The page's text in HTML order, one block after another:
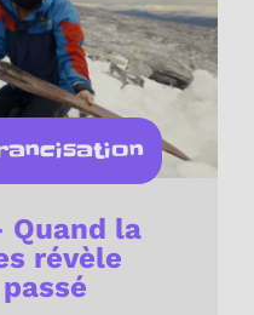
Quand la
révèle